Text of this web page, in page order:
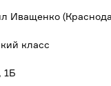
Иващенко
класс
1Б